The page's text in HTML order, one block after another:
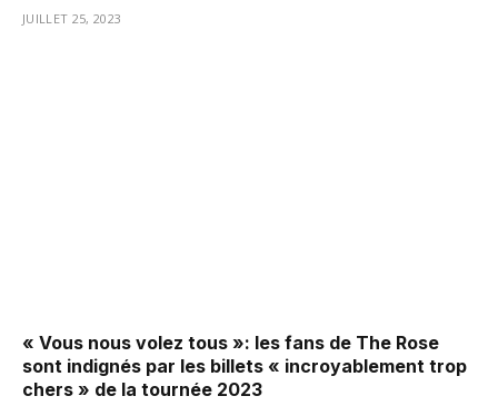
JUILLET 25, 2023
« Vous nous volez tous »: les fans de The Rose
sont indignés par les billets « incroyablement trop
chers » de la tournée 2023